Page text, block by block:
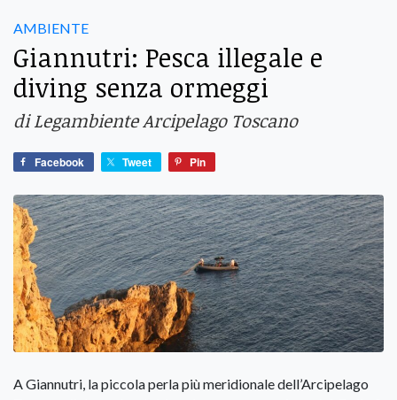
AMBIENTE
Giannutri: Pesca illegale e
diving senza ormeggi
di Legambiente Arcipelago Toscano
Facebook Tweet Pin
A Giannutri, la piccola perla più meridionale dell’Arcipelago